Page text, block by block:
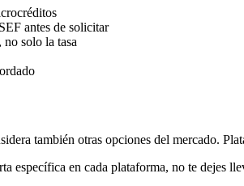
antes de solicitar
solo la tasa
también otras opciones del mercado.
específica en cada plataforma, no te dejes